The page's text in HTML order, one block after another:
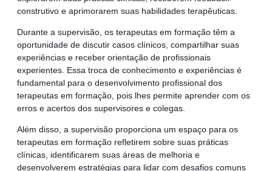
construtivo e aprimorarem suas habilidades terapêuticas.
Durante a supervisão, os terapeutas em formação têm a
oportunidade de discutir casos clínicos, compartilhar suas
experiências e receber orientação de profissionais
experientes. Essa troca de conhecimento e experiências é
fundamental para o desenvolvimento profissional dos
terapeutas em formação, pois lhes permite aprender com os
erros e acertos dos supervisores e colegas.
Além disso, a supervisão proporciona um espaço para os
terapeutas em formação refletirem sobre suas práticas
clínicas, identificarem suas áreas de melhoria e
desenvolverem estratégias para lidar com desafios comuns